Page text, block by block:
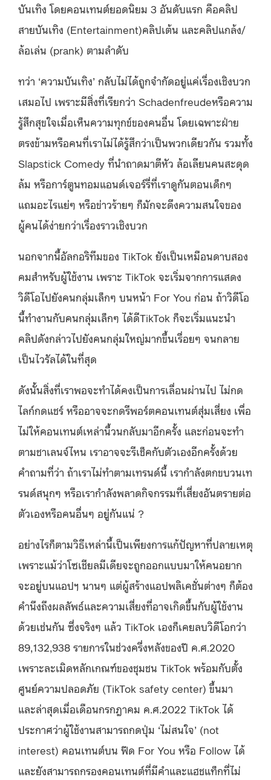
บันเทิง โดยคอนเทนต์ยอดนิยม 3 อันดับแรก คือคลิป
สายบันเทิง (Entertainment)คลิปเต้น และคลิปแกล้ง/
ล้อเล่น (prank) ตามลำดับ
ทว่า ‘ความบันเทิง’ กลับไม่ได้ถูกจำกัดอยู่แค่เรื่องเชิงบวก
เสมอไป เพราะมีสิ่งที่เรียกว่า Schadenfreudeหรือความ
รู้สึกสุขใจเมื่อเห็นความทุกข์ของคนอื่น โดยเฉพาะฝ่าย
ตรงข้ามหรือคนที่เราไม่ได้รู้สึกว่าเป็นพวกเดียวกัน รวมทั้ง
Slapstick Comedy ที่นำถาดมาตีหัว ล้อเลียนคนสะดุด
ล้ม หรือการ์ตูนทอมแอนด์เจอร์รี่ที่เราดูกันตอนเด็กๆ
แถมอะไรแย่ๆ หรือข่าวร้ายๆ ก็มักจะดึงความสนใจของ
ผู้คนได้ง่ายกว่าเรื่องราวเชิงบวก
นอกจากนี้อัลกอริทึมของ TikTok ยังเป็นเหมือนดาบสอง
คมสำหรับผู้ใช้งาน เพราะ TikTok จะเริ่มจากการแสดง
วิดีโอไปยังคนกลุ่มเล็กๆ บนหน้า For You ก่อน ถ้าวิดีโอ
นี้ทำงานกับคนกลุ่มเล็กๆ ได้ดีTikTok ก็จะเริ่มแนะนำ
คลิปดังกล่าวไปยังคนกลุ่มใหญ่มากขึ้นเรื่อยๆ จนกลาย
เป็นไวรัลได้ในที่สุด
ดังนั้นสิ่งที่เราพอจะทำได้คงเป็นการเลื่อนผ่านไป ไม่กด
ไลก์กดแชร์ หรืออาจจะกดรีพอร์ตคอนเทนต์สุ่มเสี่ยง เพื่อ
ไม่ให้คอนเทนต์เหล่านี้วนกลับมาอีกครั้ง และก่อนจะทำ
ตามชาเลนจ์ไหน เราอาจจะรีเช็คกับตัวเองอีกครั้งด้วย
คำถามที่ว่า ถ้าเราไม่ทำตามเทรนด์นี้ เรากำลังตกขบวนเท
รนด์สนุกๆ หรือเรากำลังพลาดกิจกรรมที่เสี่ยงอันตรายต่อ
ตัวเองหรือคนอื่นๆ อยู่กันแน่ ?
อย่างไรก็ตามวิธีเหล่านี้เป็นเพียงการแก้ปัญหาที่ปลายเหตุ
เพราะแม้ว่าโซเชียลมีเดียจะถูกออกแบบมาให้คนอยาก
จะอยู่บนแอปฯ นานๆ แต่ผู้สร้างแอปพลิเคชั่นต่างๆ ก็ต้อง
คำนึงถึงผลลัพธ์และความเสี่ยงที่อาจเกิดขึ้นกับผู้ใช้งาน
ด้วยเช่นกัน ซึ่งจริงๆ แล้ว TikTok เองก็เคยลบวิดีโอกว่า
89,132,938 รายการในช่วงครึ่งหลังของปี ค.ศ.2020
เพราะละเมิดหลักเกณฑ์ของชุมชน TikTok พร้อมกับตั้ง
ศูนย์ความปลอดภัย (TikTok safety center) ขึ้นมา
และล่าสุดเมื่อเดือนกรกฎาคม ค.ศ.2022 TikTok ได้
ประกาศว่าผู้ใช้งานสามารถกดปุ่ม ‘ไม่สนใจ’ (not
interest) คอนเทนต์บน ฟีด For You หรือ Follow ได้
และยังสามารถกรองคอนเทนต์ที่มีคำและแฮชแท็กที่ไม่